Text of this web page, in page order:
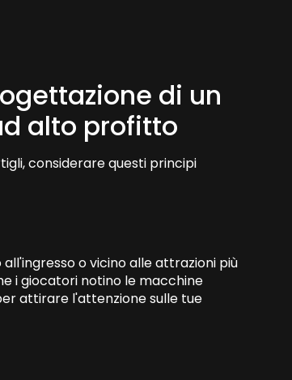
di un
alto profitto
considerare questi principi
o vicino alle attrazioni più
i giocatori notino le macchine
attirare l'attenzione sulle tue